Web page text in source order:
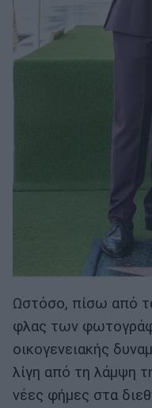
Ωστόσο, πίσω από
φλας των
οικογενειακής
λίγη από τη λάμψη
νέες φήμες στα